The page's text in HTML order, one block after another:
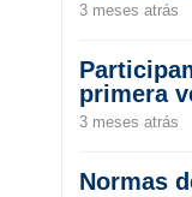
3 meses atrás
primera
3 meses atrás
Normas